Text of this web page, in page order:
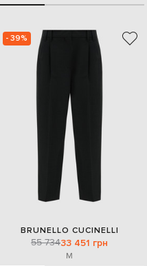
- 39%
BRUNELLO CUCINELLI
55 73433 451 грн
M